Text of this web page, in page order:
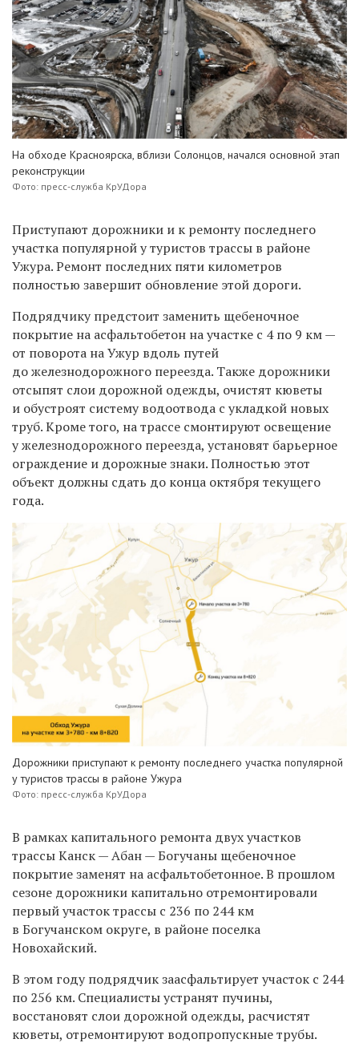
На обходе Красноярска, вблизи Солонцов, начался основной этап
реконструкции
Фото: пресс-служба КрУДора
Приступают дорожники и к ремонту последнего
участка популярной у туристов трассы в районе
Ужура. Ремонт последних пяти километров
полностью завершит обновление этой дороги.
Подрядчику предстоит заменить щебеночное
покрытие на асфальтобетон на участке с 4 по 9 км —
от поворота на Ужур вдоль путей
до железнодорожного переезда. Также дорожники
отсыпят слои дорожной одежды, очистят кюветы
и обустроят систему водоотвода с укладкой новых
труб. Кроме того, на трассе смонтируют освещение
у железнодорожного переезда, установят барьерное
ограждение и дорожные знаки. Полностью этот
объект должны сдать до конца октября текущего
года.
Дорожники приступают к ремонту последнего участка популярной
у туристов трассы в районе Ужура
Фото: пресс-служба КрУДора
В рамках капитального ремонта двух участков
трассы Канск — Абан — Богучаны щебеночное
покрытие заменят на асфальтобетонное.В прошлом
сезоне дорожники капитально отремонтировали
первый участок трассы с 236 по 244 км
в Богучанском округе, в районе поселка
Новохайский.
В этом году подрядчик заасфальтирует участок с 244
по 256 км. Специалисты устранят пучины,
восстановят слои дорожной одежды, расчистят
кюветы, отремонтируют водопропускные трубы.